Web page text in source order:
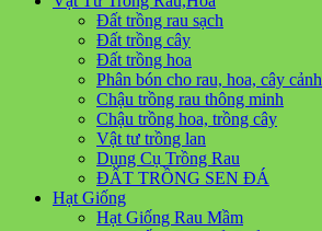
Đất trồng rau sạch
Đất trồng cây
Đất trồng hoa
Phân bón cho rau, hoa, cây cảnh
Chậu trồng rau thông minh
Chậu trồng hoa, trồng cây
Vật tư trồng lan
Dụng Cụ Trồng Rau
ĐẤT TRỒNG SEN ĐÁ
Hạt Giống
Hạt Giống Rau Mầm